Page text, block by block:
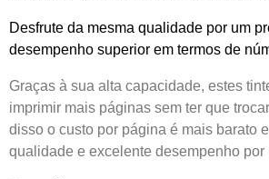
Desfrute da mesma qualidade por um
desempenho superior em termos de
Graças à sua alta capacidade, estes
imprimir mais páginas sem ter que troc
disso o custo por página é mais barato
qualidade e excelente desempenho por